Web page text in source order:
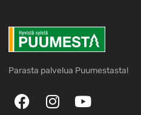
Parasta palvelua Puumestasta!